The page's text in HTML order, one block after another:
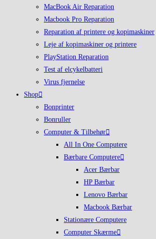
MacBook Air Reparation
Macbook Pro Reparation
Reparation af printere og kopimaskiner
Leje af kopimaskiner og printere
PlayStation Reparation
Test af elcykelbatteri
Virus fjernelse
Shop
Bonprinter
Bonruller
Computer & Tilbehør
All In One Computere
Bærbare Computere
Acer Bærbar
HP Bærbar
Lenovo Bærbar
Macbook Bærbar
Stationære Computere
Computer Skærme